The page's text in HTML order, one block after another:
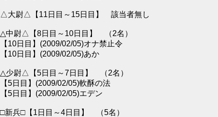
△大尉△【11日目～15日目】 該当者無し
△中尉△【8日目～10日目】 （2名）
【10日目】(2009/02/05)オナ禁止令
【10日目】(2009/02/05)あか
△少尉△【5日目～7日目】 （2名）
【5日目】(2009/02/05)軟酥の法
【5日目】(2009/02/05)エデン
□新兵□【1日目～4日目】 （5名）